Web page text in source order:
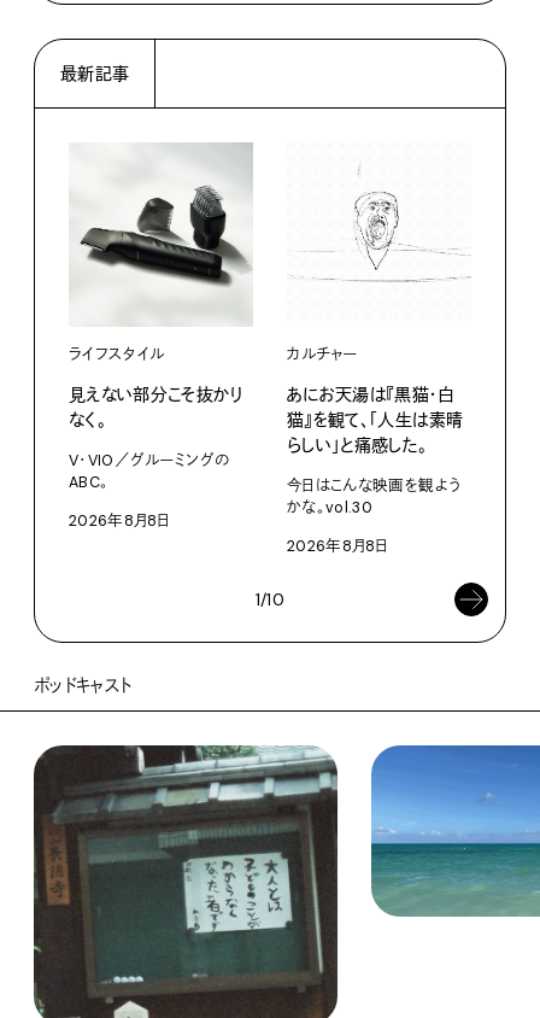
最新記事
ライフスタイル
見えない部分こそ抜かり
なく。
V・VIO／グルーミングの
ABC。
2026年8月8日
カルチャー
あにお天湯は『黒猫・白
猫』を観て、「人生は素晴
らしい」と痛感した。
今日はこんな映画を観よう
かな。vol.30
2026年8月8日
1/10
ポッドキャスト